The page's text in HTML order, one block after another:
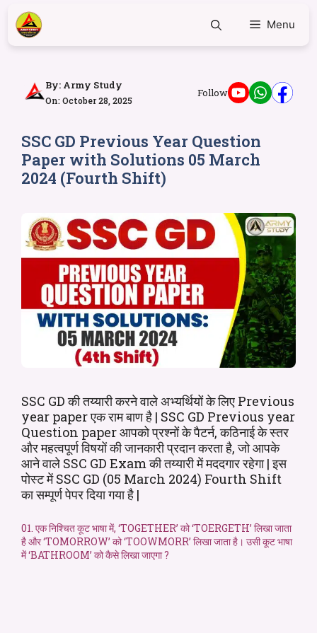
Menu
By: Army Study
On: October 28, 2025
Follow
SSC GD Previous Year Question
Paper with Solutions 05 March
2024 (Fourth Shift)
SSC GD की तय्यारी करने वाले अभ्यर्थियों के लिए Previous
year paper एक राम बाण है | SSC GD Previous year
Question paper आपको प्रश्नों के पैटर्न, कठिनाई के स्तर
और महत्वपूर्ण विषयों की जानकारी प्रदान करता है, जो आपके
आने वाले SSC GD Exam की तय्यारी में मददगार रहेगा | इस
पोस्ट में SSC GD (05 March 2024) Fourth Shift
का सम्पूर्ण पेपर दिया गया है |
01. एक निश्चित कूट भाषा में, ‘TOGETHER’ को ‘TOERGETH’ लिखा जाता
है और ‘TOMORROW’ को ‘TOOWMORR’ लिखा जाता है। उसी कूट भाषा
में ‘BATHROOM’ को कैसे लिखा जाएगा ?